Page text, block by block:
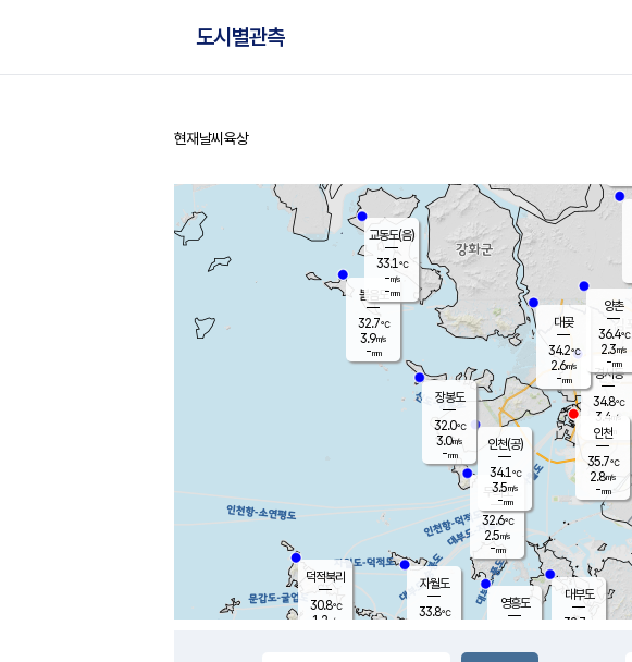
도시별관측
홈
현재날씨 육상
무의도
32.6℃
2.5m/s
-mm
영흥도
볼음도
32.7℃
3.9m/s
-mm
자월도
33.8℃
장봉도
32.0℃
3.0m/s
-mm
대부도
32.7
경서동
34.8℃
3.4 m/s
-mm
대곶
34.2℃
2.6m/s
-mm
양촌
36.4℃
2.3m/s
-mm
덕적북리
30.8℃
1.2 m/s
인천(공)
34.1℃
3.5m/s
-mm
교동도(음)
33.1℃
-m/s
-mm
인천
35.7℃
2.8m/s
-mm